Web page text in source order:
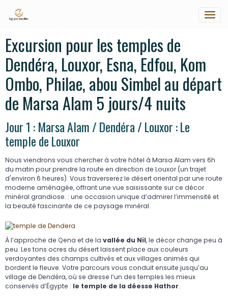
Excursion pour les temples de
Dendéra, Louxor, Esna, Edfou, Kom
Ombo, Philae, abou Simbel au départ
de Marsa Alam 5 jours/4 nuits
Jour 1 : Marsa Alam / Dendéra / Louxor : Le
temple de Louxor
Nous viendrons vous chercher à votre hôtel à Marsa Alam vers 6h
du matin pour prendre la route en direction de Louxor (un trajet
d'environ 6 heures). Vous traverserez le désert oriental par une route
moderne aménagée, offrant une vue saisissante sur ce décor
minéral grandiose. : une occasion unique d’admirer l’immensité et
la beauté fascinante de ce paysage minéral.
À l’approche de Qena et de la vallée du Nil, le décor change peu à
peu. Les tons ocres du désert laissent place aux couleurs
verdoyantes des champs cultivés et aux villages animés qui
bordent le fleuve. Votre parcours vous conduit ensuite jusqu’au
village de Dendéra, où se dresse l’un des temples les mieux
conservés d’Égypte : le temple de la déesse Hathor.